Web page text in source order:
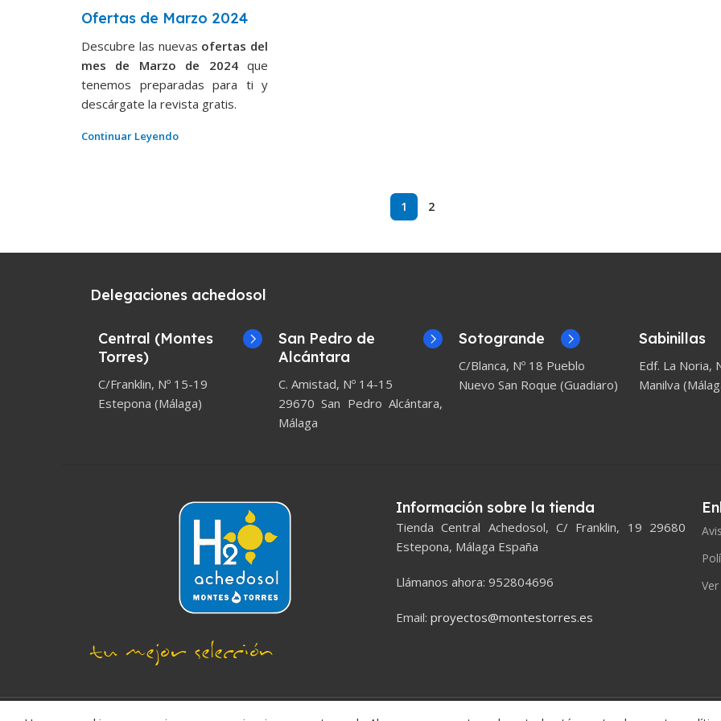
Ofertas de Marzo 2024
Descubre las nuevas ofertas del
mes de Marzo de 2024que
tenemos preparadas para ti y
descárgate la revista gratis.
Continuar Leyendo
1 2
Delegaciones achedosol
Central (Montes
Torres)
C/Franklin, Nº 15-19
Estepona (Málaga)
San Pedro de
Alcántara
C. Amistad, Nº 14-15
29670 San Pedro Alcántara,
Málaga
Sotogrande
C/Blanca, Nº 18 Pueblo
Nuevo San Roque (Guadiaro)
Sabinillas
Edf. La Noria,
Manilva
tu mejor selección
Información sobre la tienda
Tienda Central Achedosol, C/ Franklin, 19 29680
Estepona, Málaga España
Llámanos ahora: 952804696
Email: proyectos@montestorres.es